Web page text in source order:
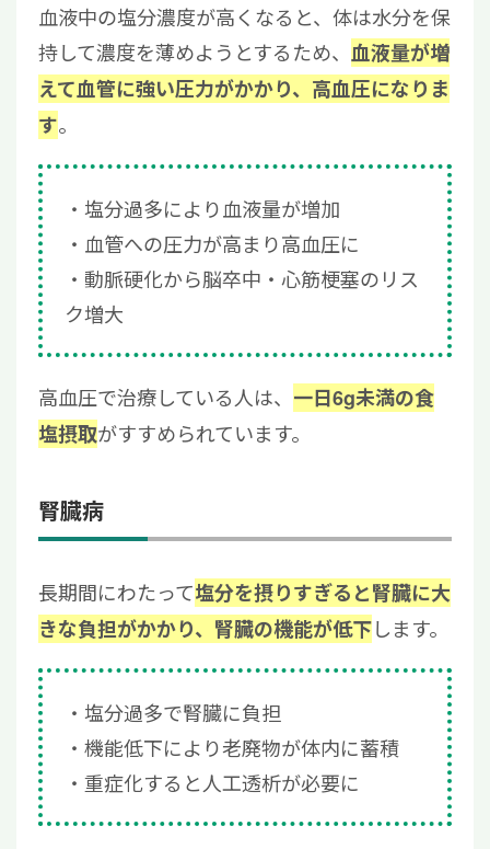
血液中の塩分濃度が高くなると、体は水分を保
持して濃度を薄めようとするため、 血液量が増
えて血管に強い圧力がかかり、高血圧になりま
す。
塩分過多により血液量が増加
血管への圧力が高まり高血圧に
動脈硬化から脳卒中・心筋梗塞のリス
ク増大
高血圧で治療している人は、 一日6g未満の食
塩摂取がすすめられています。
腎臓病
長期間にわたって塩分を摂りすぎると腎臓に大
きな負担がかかり、腎臓の機能が低下します。
塩分過多で腎臓に負担
機能低下により老廃物が体内に蓄積
重症化すると人工透析が必要に